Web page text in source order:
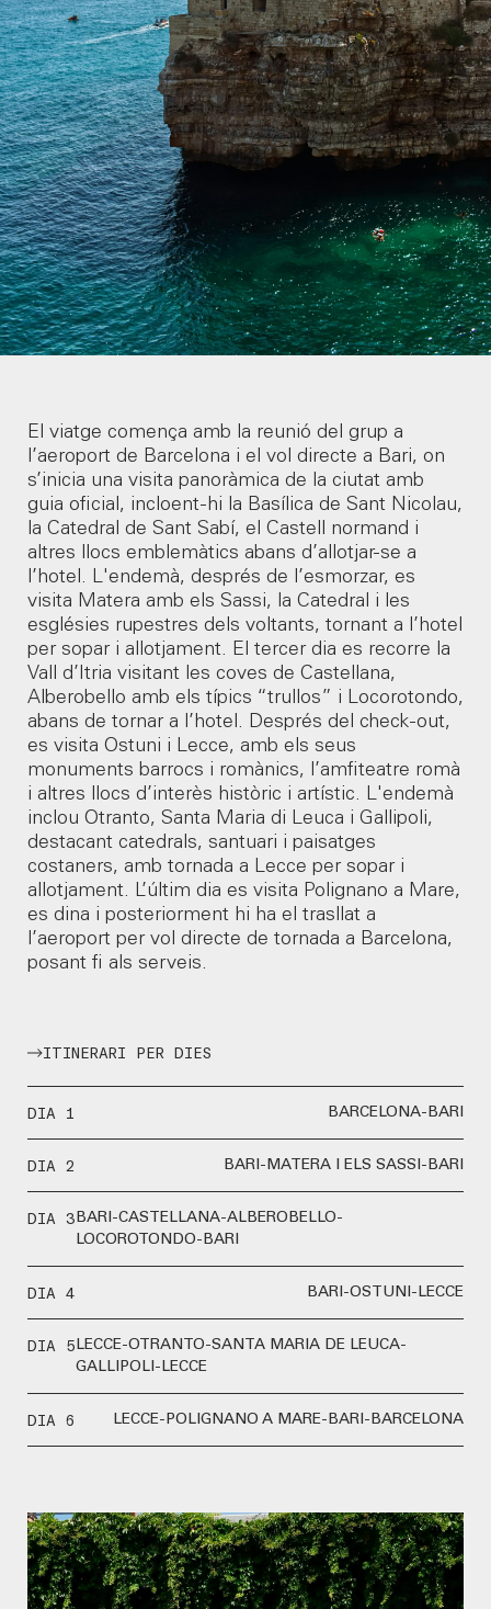
El viatge comença amb la reunió del grup a
l’aeroport de Barcelona i el vol directe a Bari, on
s’inicia una visita panoràmica de la ciutat amb
guia oficial, incloent-hi la Basílica de Sant Nicolau,
la Catedral de Sant Sabí, el Castell normand i
altres llocs emblemàtics abans d’allotjar-se a
l’hotel. L'endemà, després de l’esmorzar, es
visita Matera amb els Sassi, la Catedral i les
esglésies rupestres dels voltants, tornant a l’hotel
per sopar i allotjament. El tercer dia es recorre la
Vall d’Itria visitant les coves de Castellana,
Alberobello amb els típics “trullos” i Locorotondo,
abans de tornar a l’hotel. Després del check-out,
es visita Ostuni i Lecce, amb els seus
monuments barrocs i romànics, l’amfiteatre romà
i altres llocs d’interès històric i artístic. L'endemà
inclou Otranto, Santa Maria di Leuca i Gallipoli,
destacant catedrals, santuari i paisatges
costaners, amb tornada a Lecce per sopar i
allotjament. L’últim dia es visita Polignano a Mare,
es dina i posteriorment hi ha el trasllat a
l’aeroport per vol directe de tornada a Barcelona,
posant fi als serveis.
ITINERARI PER DIES
DIA 1 BARCELONA-BARI
DIA 2 BARI-MATERA I ELS SASSI-BARI
DIA 3BARI-CASTELLANA-ALBEROBELLO-
LOCOROTONDO-BARI
DIA 4 BARI-OSTUNI-LECCE
DIA 5LECCE-OTRANTO-SANTA MARIA DE LEUCA-
GALLIPOLI-LECCE
DIA 6 LECCE-POLIGNANO A MARE-BARI-BARCELONA